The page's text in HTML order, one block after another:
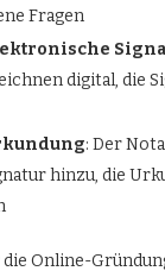
Fragen
digital, die
: Der
hinzu, die
Online-